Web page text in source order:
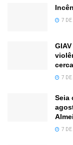
7
7
Seia
7